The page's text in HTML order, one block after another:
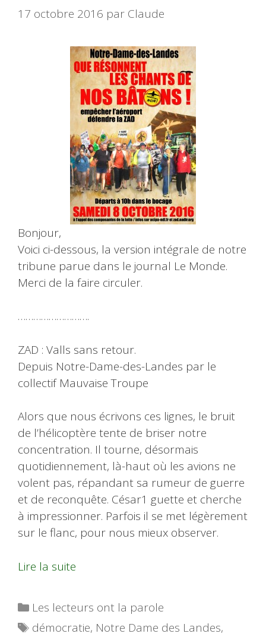
17 octobre 2016 par Claude
Bonjour,
Voici ci-dessous, la version intégrale de notre
tribune parue dans le journal Le Monde.
Merci de la faire circuler.
……………………….
ZAD : Valls sans retour.
Depuis Notre-Dame-des-Landes par le
collectif Mauvaise Troupe
Alors que nous écrivons ces lignes, le bruit
de l’hélicoptère tente de briser notre
concentration. Il tourne, désormais
quotidiennement, là-haut où les avions ne
volent pas, répandant sa rumeur de guerre
et de reconquête. César1 guette et cherche
à impressionner. Parfois il se met légèrement
sur le flanc, pour nous mieux observer.
Lire la suite
Catégories
Les lecteurs ont la parole
Étiquettes
démocratie, Notre Dame des Landes,